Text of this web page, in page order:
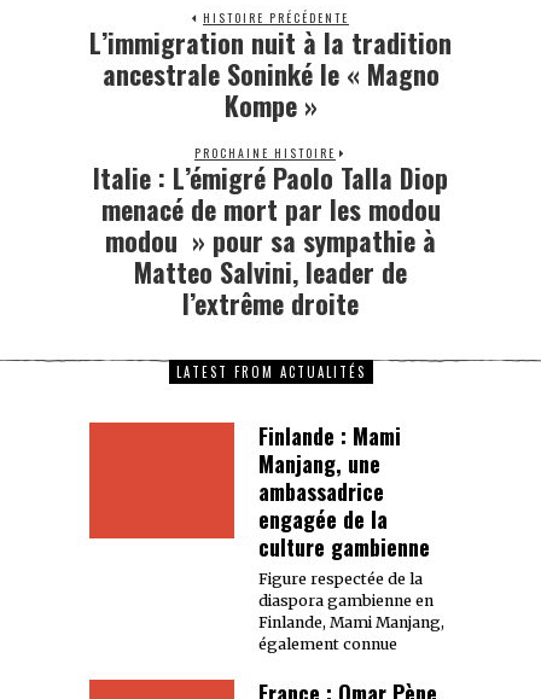
HISTOIRE PRÉCÉDENTE
L’immigration nuit à la tradition
ancestrale Soninké le « Magno
Kompe »
PROCHAINE HISTOIRE
Italie : L’émigré Paolo Talla Diop
menacé de mort par les modou
modou » pour sa sympathie à
Matteo Salvini, leader de
l’extrême droite
LATEST FROM ACTUALITÉS
Finlande : Mami
Manjang, une
ambassadrice
engagée de la
culture gambienne
Figure respectée de la
diaspora gambienne en
Finlande, Mami Manjang,
également connue